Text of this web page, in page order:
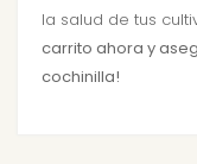
la salud de tus
carrito ahora y
cochinilla!